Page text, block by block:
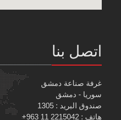
اتصل بنا
غرفة صناعة دمشق
سوريا - دمشق
صندوق البريد : 1305
هاتف : 2215042 11 963+